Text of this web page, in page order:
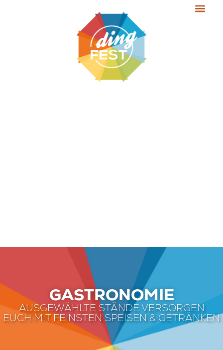
GASTRONOMIE
AUSGEWÄHLTE STÄNDE VERSORGEN
EUCH MIT FEINSTEN SPEISEN & GETRÄNKEN